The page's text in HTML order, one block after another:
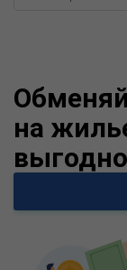
на